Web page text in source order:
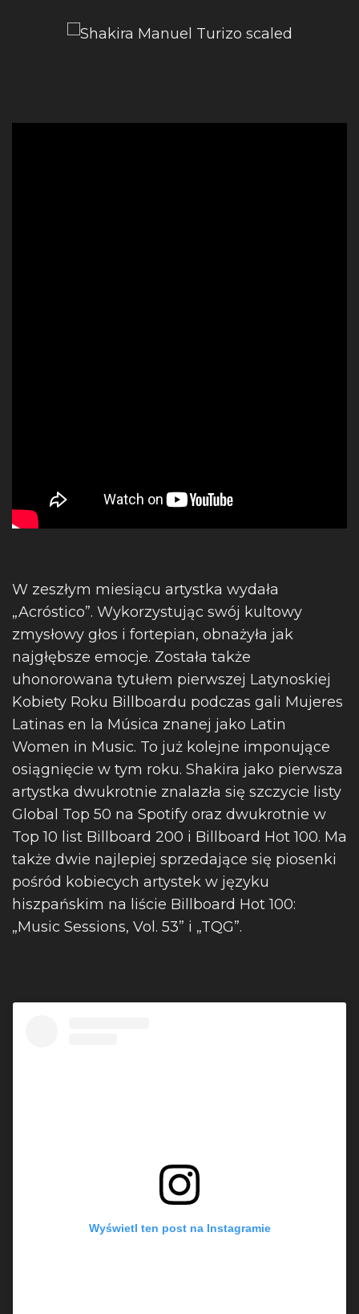
W zeszłym miesiącu artystka wydała
„Acróstico”. Wykorzystując swój kultowy
zmysłowy głos i fortepian, obnażyła jak
najgłębsze emocje. Została także
uhonorowana tytułem pierwszej Latynoskiej
Kobiety Roku Billboardu podczas gali Mujeres
Latinas en la Música znanej jako Latin
Women in Music. To już kolejne imponujące
osiągnięcie w tym roku. Shakira jako pierwsza
artystka dwukrotnie znalazła się szczycie listy
Global Top 50 na Spotify oraz dwukrotnie w
Top 10 list Billboard 200 i Billboard Hot 100. Ma
także dwie najlepiej sprzedające się piosenki
pośród kobiecych artystek w języku
hiszpańskim na liście Billboard Hot 100:
„Music Sessions, Vol. 53” i „TQG”.
Wyświetl ten post na Instagramie